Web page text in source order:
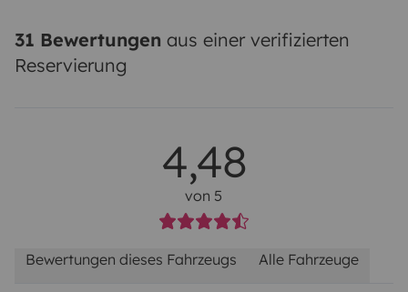
31 Bewertungen aus einer verifizierten
Reservierung
4,48
von 5
Bewertungen dieses Fahrzeugs Alle Fahrzeuge